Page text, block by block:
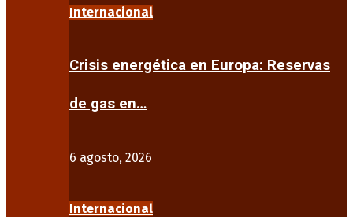
Internacional
Crisis energética en Europa: Reservas
de gas en…
6 agosto, 2026
Internacional